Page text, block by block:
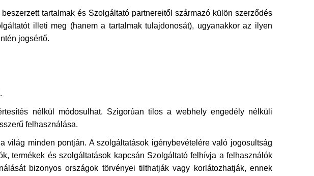
tartalmak és Szolgáltató partnereitől származó külön szerződés
illeti meg (hanem a tartalmak tulajdonosát), ugyanakkor az ilyen
jogsértő.
nélkül módosulhat. Szigorúan tilos a webhely engedély nélküli
felhasználása.
minden pontján. A szolgáltatások igénybevételére való jogosultság
termékek és szolgáltatások kapcsán Szolgáltató felhívja a felhasználók
bizonyos országok törvényei tilthatják vagy korlátozhatják, ennek